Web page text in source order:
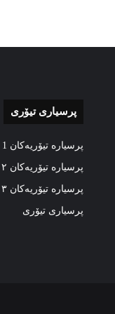
پرسیاری تیۆری
پرسیارە تیۆریەکان 1
پرسیارە تیۆریەکان ٢
پرسیارە تیۆریەکان ٣
پرسیاری تیۆری